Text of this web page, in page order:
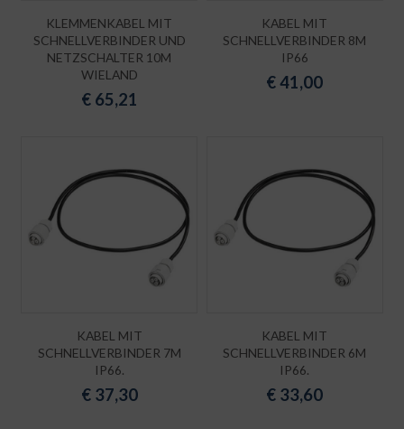
KLEMMENKABEL MIT
SCHNELLVERBINDER UND
NETZSCHALTER 10M
WIELAND
€ 65,21
KABEL MIT
SCHNELLVERBINDER 8M
IP66
€41,00
KABEL MIT
SCHNELLVERBINDER 7M
IP66.
€ 37,30
KABEL MIT
SCHNELLVERBINDER 6M
IP66.
€ 33,60